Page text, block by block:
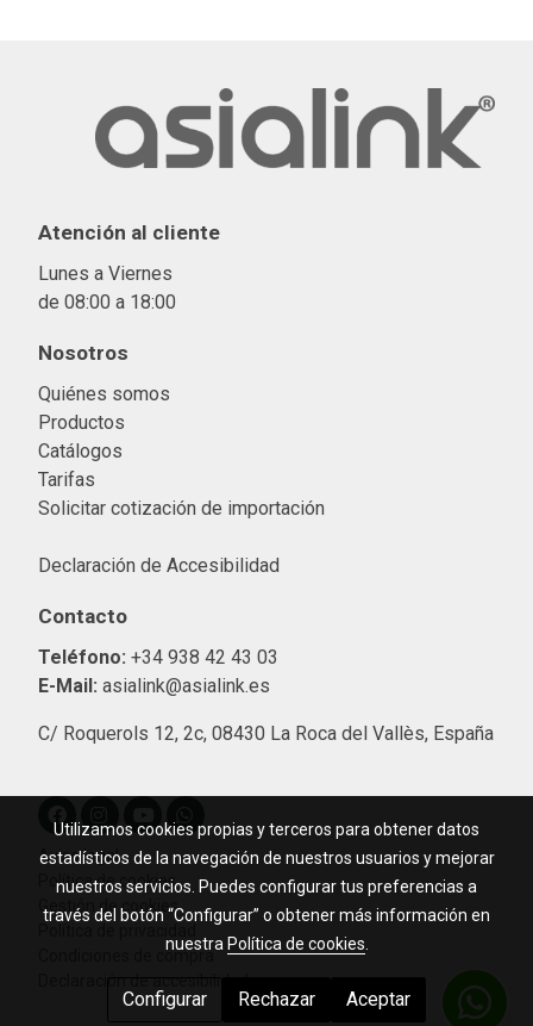
Atención al cliente
Lunes a Viernes
de 08:00 a 18:00
Nosotros
Quiénes somos
Productos
Catálogos
Tarifas
Solicitar cotización de importación
Declaración de Accesibilidad
Contacto
Teléfono: +34 938 42 43 03
E-Mail: asialink@asialink.es
C/ Roquerols 12, 2c, 08430 La Roca del Vallès, España
Aviso legal
Política de cookies
Gestión de cookies
Condiciones de compra
Utilizamos cookies propias y terceros para obtener datos
estadísticos de la navegación de nuestros usuarios y mejorar
nuestros servicios. Puedes configurar tus preferencias a
través del botón “Configurar” o obtener más información en
nuestra Política de cookies
Configurar Rechazar Aceptar